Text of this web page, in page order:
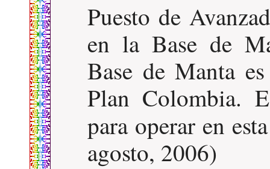
Puesto de
en la Base de
Base de Manta
Plan Colombia.
para operar en
agosto, 2006)